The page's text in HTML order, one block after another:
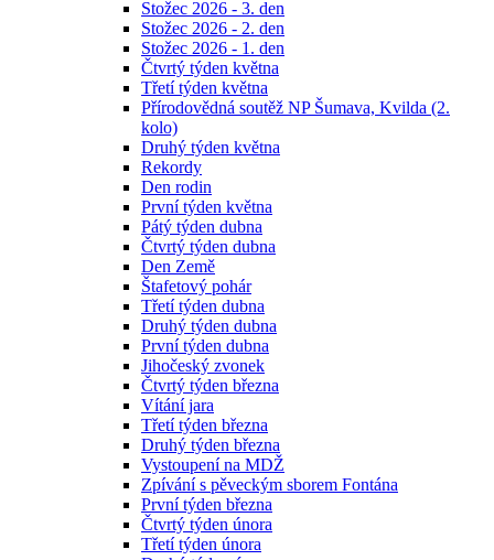
Stožec 2026 - 3. den
Stožec 2026 - 2. den
Stožec 2026 - 1. den
Čtvrtý týden května
Třetí týden května
Přírodovědná soutěž NP Šumava, Kvilda (2.
kolo)
Druhý týden května
Rekordy
Den rodin
První týden května
Pátý týden dubna
Čtvrtý týden dubna
Den Země
Štafetový pohár
Třetí týden dubna
Druhý týden dubna
První týden dubna
Jihočeský zvonek
Čtvrtý týden března
Vítání jara
Třetí týden března
Druhý týden března
Vystoupení na MDŽ
Zpívání s pěveckým sborem Fontána
První týden března
Čtvrtý týden února
Třetí týden února